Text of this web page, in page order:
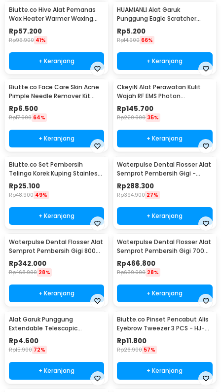
Biutte.co Hive Alat Pemanas
Wax Heater Warmer Waxing
Pro-Wax 100 - JG-117
Rp57.200
Rp96.900 41%
+ Keranjang
HUAMIANLI Alat Garuk
Punggung Eagle Scratcher
Stainless Steel - B01ER
Rp5.200
Rp14.900 66%
+ Keranjang
Biutte.co Face Care Skin Acne
Pimple Needle Remover Kit
4PCS - AS1
Rp6.500
Rp17.900 64%
+ Keranjang
CkeyiN Alat Perawatan Kulit
Wajah RF EMS Photon
Rejuvenation - 9902
Rp145.700
Rp220.900 35%
+ Keranjang
Biutte.co Set Pembersih
Telinga Korek Kuping Stainless
Steel 6 PCS - BA35
Rp25.100
Rp48.900 49%
+ Keranjang
Waterpulse Dental Flosser Alat
Semprot Pembersih Gigi -
V400Plus
Rp288.300
Rp394.900 27%
+ Keranjang
Waterpulse Dental Flosser Alat
Semprot Pembersih Gigi 800ml
- V300
Rp342.000
Rp468.900 28%
+ Keranjang
Waterpulse Dental Flosser Alat
Semprot Pembersih Gigi 700ml
- V660
Rp466.800
Rp639.900 28%
+ Keranjang
Alat Garuk Punggung
Extendable Telescopic
Stainless Steel - LJ-158
Rp4.600
Rp15.900 72%
+ Keranjang
Biutte.co Pinset Pencabut Alis
Eyebrow Tweezer 3 PCS - HJ-
E92
Rp11.800
Rp26.900 57%
+ Keranjang